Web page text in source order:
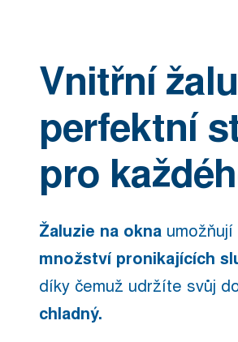
Vnitřní
perfektní
pro
Žaluzie na okna
množství pronikajících
díky čemuž udržíte svůj
chladný.